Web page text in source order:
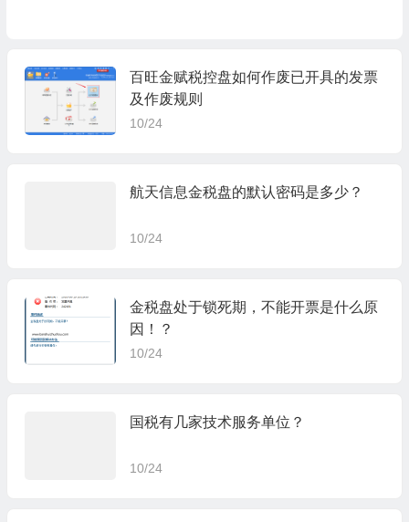
百旺金赋税控盘如何作废已开具的发票
及作废规则
10/24
航天信息金税盘的默认密码是多少？
10/24
金税盘处于锁死期，不能开票是什么原
因！？
10/24
国税有几家技术服务单位？
10/24